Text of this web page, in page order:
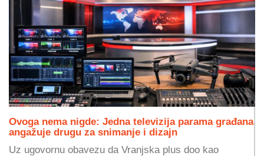
Ovoga nema nigde: Jedna televizija parama građana
angažuje drugu za snimanje i dizajn
Uz ugovornu obavezu da Vranjska plus doo kao